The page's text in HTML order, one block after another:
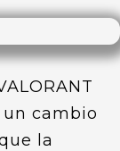
un cambio
la